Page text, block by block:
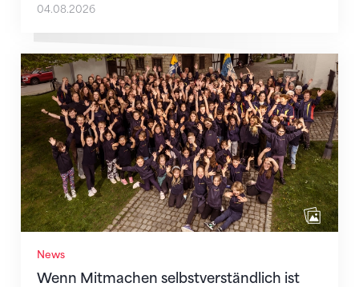
04.08.2026
News
Wenn Mitmachen selbstverständlich ist
Wenn Mitmachen selbstverständlich ist